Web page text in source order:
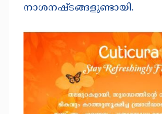
നാശനഷ്ടങ്ങളുണ്ടായി.